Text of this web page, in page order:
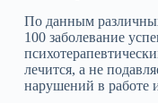
По данным
100 заболевание
лечится, а не
нарушений в работе